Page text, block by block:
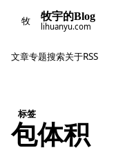
牧 牧宇的Blog
lihuanyu.com
文章专题搜索关于RSS
标签
包体积